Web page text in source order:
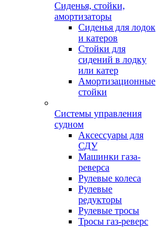
Сиденья, стойки,
амортизаторы
Сиденья для лодок
и катеров
Стойки для
сидений в лодку
или катер
Амортизационные
стойки
Системы управления
судном
Аксессуары для
СДУ
Машинки газа-
реверса
Рулевые колеса
Рулевые
редукторы
Рулевые тросы
Тросы газ-реверс